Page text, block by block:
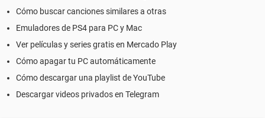
Cómo buscar canciones similares a otras
Emuladores de PS4 para PC y Mac
Ver películas y series gratis en Mercado Play
Cómo apagar tu PC automáticamente
Cómo descargar una playlist de YouTube
Descargar videos privados en Telegram